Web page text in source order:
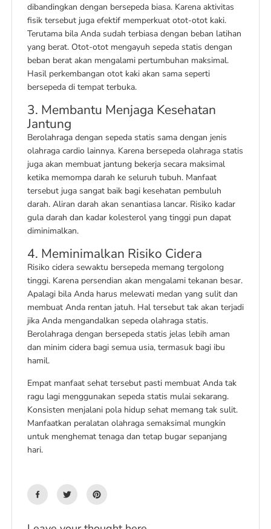
dibandingkan dengan bersepeda biasa. Karena aktivitas
fisik tersebut juga efektif memperkuat otot-otot kaki.
Terutama bila Anda sudah terbiasa dengan beban latihan
yang berat. Otot-otot mengayuh sepeda statis dengan
beban berat akan mengalami pertumbuhan maksimal.
Hasil perkembangan otot kaki akan sama seperti
bersepeda di tempat terbuka.
3. Membantu Menjaga Kesehatan
Jantung
Berolahraga dengan sepeda statis sama dengan jenis
olahraga cardio lainnya. Karena bersepeda olahraga statis
juga akan membuat jantung bekerja secara maksimal
ketika memompa darah ke seluruh tubuh. Manfaat
tersebut juga sangat baik bagi kesehatan pembuluh
darah. Aliran darah akan senantiasa lancar. Risiko kadar
gula darah dan kadar kolesterol yang tinggi pun dapat
diminimalkan.
4. Meminimalkan Risiko Cidera
Risiko cidera sewaktu bersepeda memang tergolong
tinggi. Karena persendian akan mengalami tekanan besar.
Apalagi bila Anda harus melewati medan yang sulit dan
membuat Anda rentan jatuh. Hal tersebut tak akan terjadi
jika Anda mengandalkan sepeda olahraga statis.
Berolahraga dengan bersepeda statis jelas lebih aman
dan minim cidera bagi semua usia, termasuk bagi ibu
hamil.
Empat manfaat sehat tersebut pasti membuat Anda tak
ragu lagi menggunakan sepeda statis mulai sekarang.
Konsisten menjalani pola hidup sehat memang tak sulit.
Manfaatkan peralatan olahraga semaksimal mungkin
untuk menghemat tenaga dan tetap bugar sepanjang
hari.